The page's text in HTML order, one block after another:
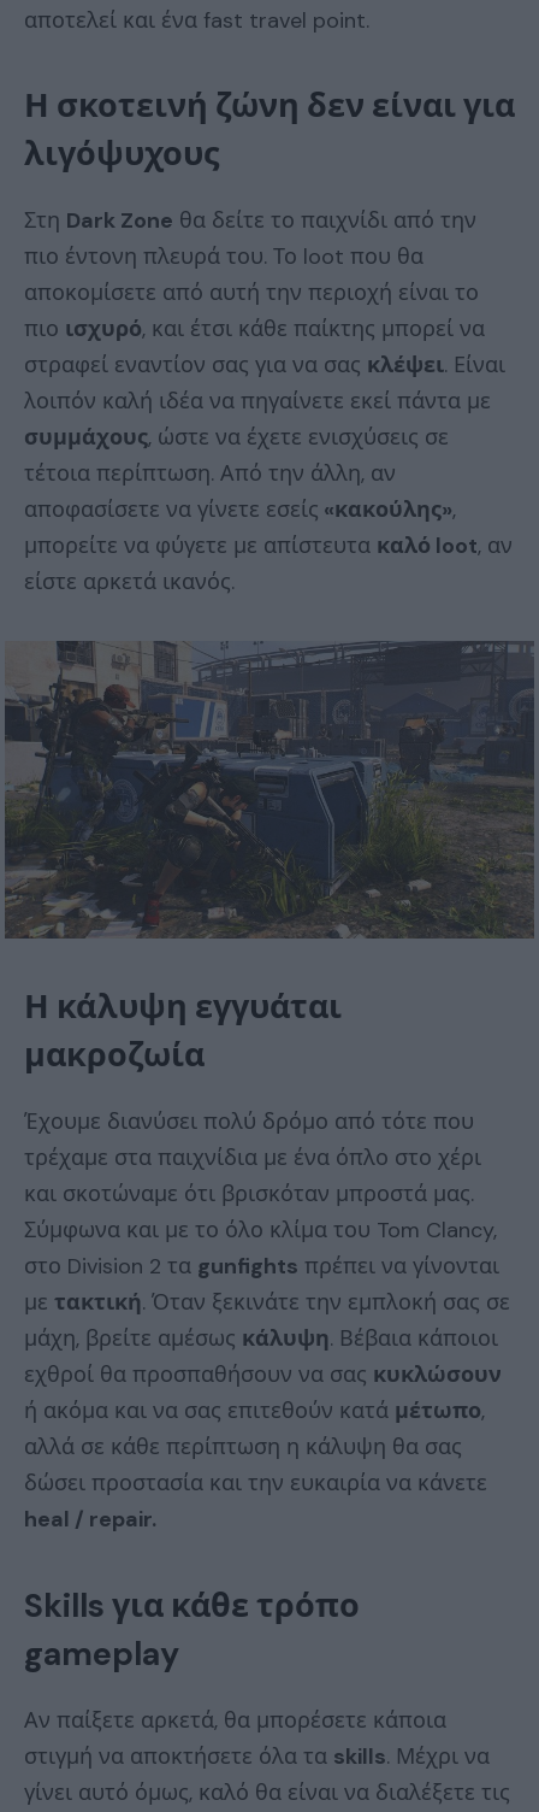
αποτελεί και ένα fast travel point.
Η σκοτεινή ζώνη δεν είναι για
λιγόψυχους
Στη Dark Zone θα δείτε το παιχνίδι από την
πιο έντονη πλευρά του. Το loot που θα
αποκομίσετε από αυτή την περιοχή είναι το
πιο ισχυρό, και έτσι κάθε παίκτης μπορεί να
στραφεί εναντίον σας για να σας κλέψει. Είναι
λοιπόν καλή ιδέα να πηγαίνετε εκεί πάντα με
συμμάχους, ώστε να έχετε ενισχύσεις σε
τέτοια περίπτωση. Από την άλλη, αν
αποφασίσετε να γίνετε εσείς «κακούλης»,
μπορείτε να φύγετε με απίστευτα καλό loot, αν
είστε αρκετά ικανός.
Η κάλυψη εγγυάται
μακροζωία
Έχουμε διανύσει πολύ δρόμο από τότε που
τρέχαμε στα παιχνίδια με ένα όπλο στο χέρι
και σκοτώναμε ότι βρισκόταν μπροστά μας.
Σύμφωνα και με το όλο κλίμα του Tom Clancy,
στο Division 2 τα gunfights πρέπει να γίνονται
με τακτική. Όταν ξεκινάτε την εμπλοκή σας σε
μάχη, βρείτε αμέσως κάλυψη. Βέβαια κάποιοι
εχθροί θα προσπαθήσουν να σας κυκλώσουν
ή ακόμα και να σας επιτεθούν κατά μέτωπο,
αλλά σε κάθε περίπτωση η κάλυψη θα σας
δώσει προστασία και την ευκαιρία να κάνετε
heal / repair.
Skills για κάθε τρόπο
gameplay
Αν παίξετε αρκετά, θα μπορέσετε κάποια
στιγμή να αποκτήσετε όλα τα skills. Μέχρι να
γίνει αυτό όμως, καλό θα είναι να διαλέξετε τις